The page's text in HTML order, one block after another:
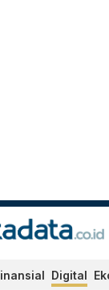
Digital